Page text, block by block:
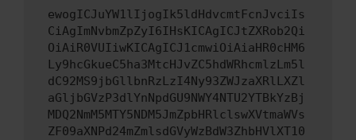
ewogICJuYW1lIjogIk5ldHdvcmtFcnJvciIs
CiAgImNvbmZpZyI6IHsKICAgICJtZXRob2Qi
OiAiR0VUIiwKICAgICJ1cmwiOiAiaHR0cHM6
Ly9hcGkueC5ha3MtcHJvZC5hdWRhcmlzLm5l
dC92MS9jbGllbnRzLzI4Ny93ZWJzaXRlLXZl
aGljbGVzP3dlYnNpdGU9NWY4NTU2YTBkYzBj
MDQ2NmM5MTY5NDM5JmZpbHRlclswXVtmaWVs
ZF09aXNPd24mZmlsdGVyWzBdW3ZhbHVlXT10